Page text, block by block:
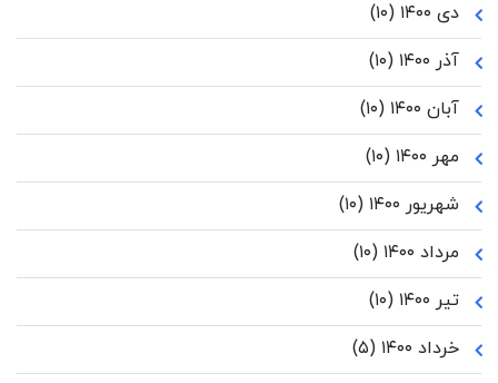
دی ۱۴۰۰
(۱۰)
آذر ۱۴۰۰
(۱۰)
آبان ۱۴۰۰
(۱۰)
مهر ۱۴۰۰
(۱۰)
شهریور ۱۴۰۰
(۱۰)
مرداد ۱۴۰۰
(۱۰)
تیر ۱۴۰۰
(۱۰)
خرداد ۱۴۰۰
(۵)